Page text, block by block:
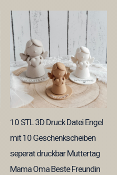
10 STL 3D Druck Datei Engel
mit 10 Geschenkscheiben
seperat druckbar Muttertag
Mama Oma Beste Freundin